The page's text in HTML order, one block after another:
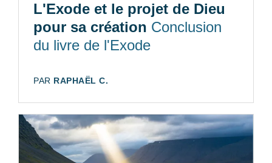
L'Exode et le projet de Dieu
pour sa création Conclusion
du livre de l'Exode
AUTEUR:
PAR RAPHAËL C.